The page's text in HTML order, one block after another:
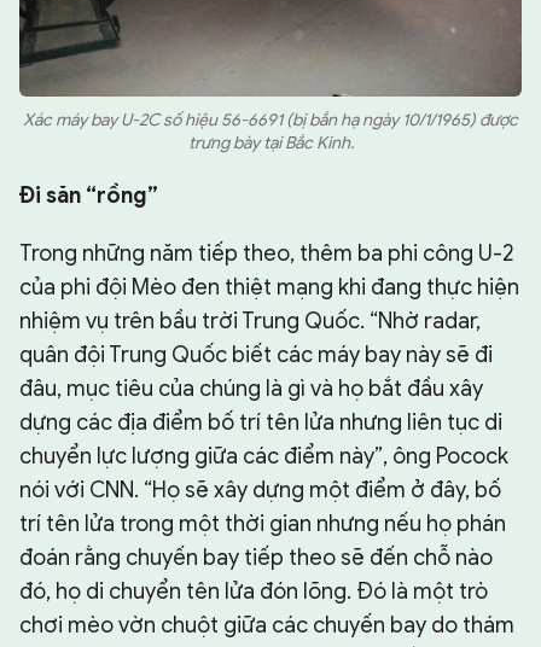
Xác máy bay U-2C số hiệu 56-6691 (bị bắn hạ ngày 10/1/1965) được
trưng bày tại Bắc Kinh.
Đi săn “rồng”
Trong những năm tiếp theo, thêm ba phi công U-2
của phi đội Mèo đen thiệt mạng khi đang thực hiện
nhiệm vụ trên bầu trời Trung Quốc. “Nhờ radar,
quân đội Trung Quốc biết các máy bay này sẽ đi
đâu, mục tiêu của chúng là gì và họ bắt đầu xây
dựng các địa điểm bố trí tên lửa nhưng liên tục di
chuyển lực lượng giữa các điểm này”, ông Pocock
nói với CNN. “Họ sẽ xây dựng một điểm ở đây, bố
trí tên lửa trong một thời gian nhưng nếu họ phán
đoán rằng chuyến bay tiếp theo sẽ đến chỗ nào
đó, họ di chuyển tên lửa đón lõng. Đó là một trò
chơi mèo vờn chuột giữa các chuyến bay do thám